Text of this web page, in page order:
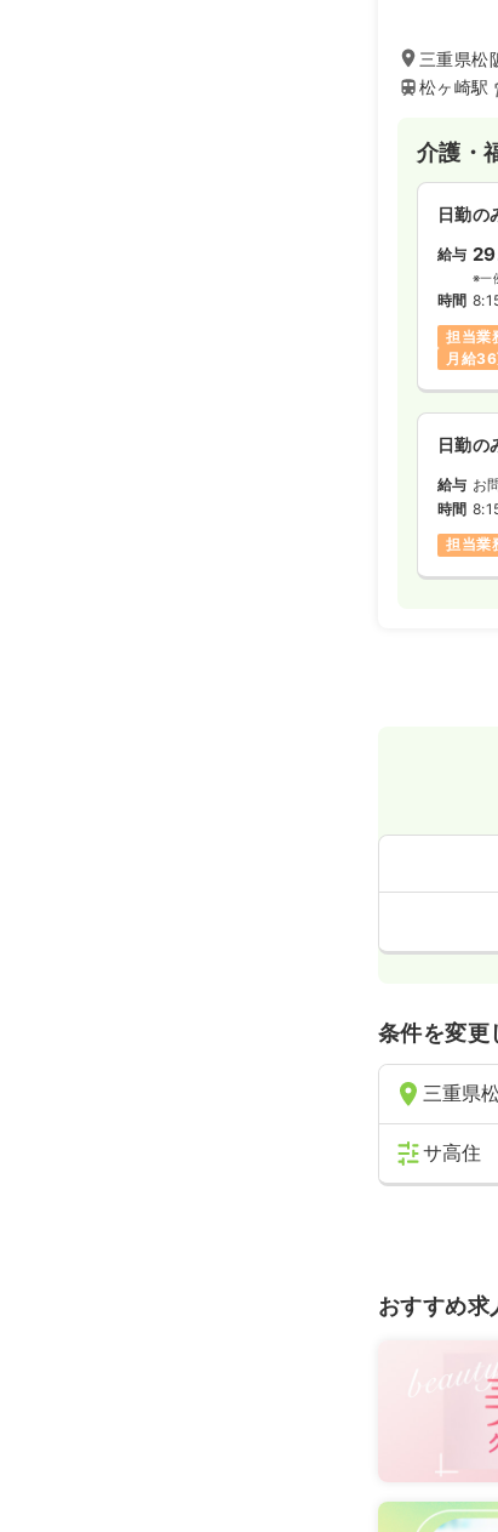
変時でも関
えています
三重県松
松ヶ崎駅
介護・
日勤の
給与
※一
時間
担当業
月給
日勤の
給与 お
時間
担当業
条件を変更
三重県
サ高住
おすすめ求